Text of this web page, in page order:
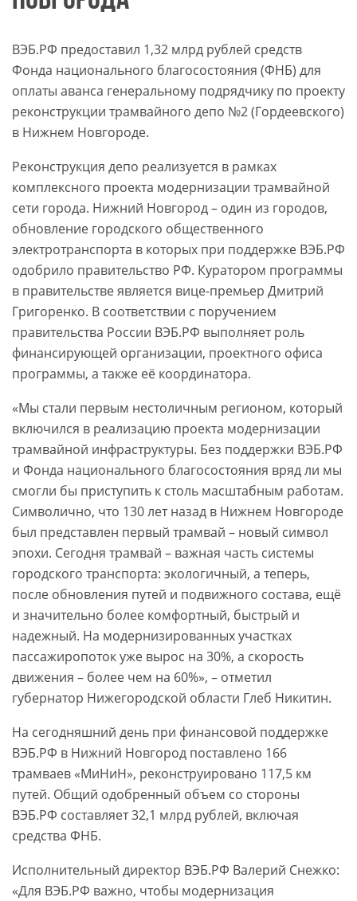
ВЭБ.РФ предоставил 1,32 млрд рублей средств
Фонда национального благосостояния (ФНБ) для
оплаты аванса генеральному подрядчику по проекту
реконструкции трамвайного депо №2 (Гордеевского)
в Нижнем Новгороде.
Реконструкция депо реализуется в рамках
комплексного проекта модернизации трамвайной
сети города. Нижний Новгород – один из городов,
обновление городского общественного
электротранспорта в которых при поддержке ВЭБ.РФ
одобрило правительство РФ. Куратором программы
в правительстве является вице-премьер Дмитрий
Григоренко. В соответствии с поручением
правительства России ВЭБ.РФ выполняет роль
финансирующей организации, проектного офиса
программы, а также её координатора.
«Мы стали первым нестоличным регионом, который
включился в реализацию проекта модернизации
трамвайной инфраструктуры. Без поддержки ВЭБ.РФ
и Фонда национального благосостояния вряд ли мы
смогли бы приступить к столь масштабным работам.
Символично, что 130 лет назад в Нижнем Новгороде
был представлен первый трамвай – новый символ
эпохи. Сегодня трамвай – важная часть системы
городского транспорта: экологичный, а теперь,
после обновления путей и подвижного состава, ещё
и значительно более комфортный, быстрый и
надежный. На модернизированных участках
пассажиропоток уже вырос на 30%, а скорость
движения – более чем на 60%», – отметил
губернатор Нижегородской области Глеб Никитин.
На сегодняшний день при финансовой поддержке
ВЭБ.РФ в Нижний Новгород поставлено 166
трамваев «МиНиН», реконструировано 117,5 км
путей. Общий одобренный объем со стороны
ВЭБ.РФ составляет 32,1 млрд рублей, включая
средства ФНБ.
Исполнительный директор ВЭБ.РФ Валерий Снежко:
«Для ВЭБ.РФ важно, чтобы модернизация